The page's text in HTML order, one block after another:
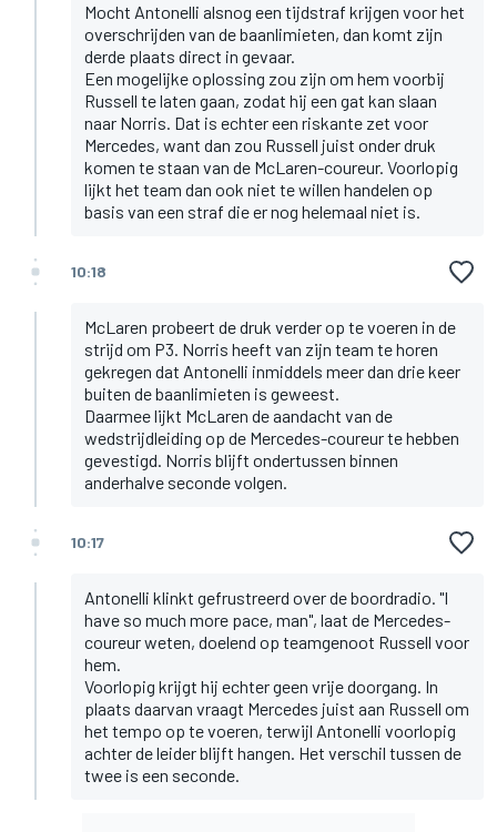
Mocht Antonelli alsnog een tijdstraf krijgen voor het
overschrijden van de baanlimieten, dan komt zijn
derde plaats direct in gevaar.
Een mogelijke oplossing zou zijn om hem voorbij
Russell te laten gaan, zodat hij een gat kan slaan
naar Norris. Dat is echter een riskante zet voor
Mercedes, want dan zou Russell juist onder druk
komen te staan van de McLaren-coureur. Voorlopig
lijkt het team dan ook niet te willen handelen op
basis van een straf die er nog helemaal niet is.
10:18
McLaren probeert de druk verder op te voeren in de
strijd om P3. Norris heeft van zijn team te horen
gekregen dat Antonelli inmiddels meer dan drie keer
buiten de baanlimieten is geweest.
Daarmee lijkt McLaren de aandacht van de
wedstrijdleiding op de Mercedes-coureur te hebben
gevestigd. Norris blijft ondertussen binnen
anderhalve seconde volgen.
10:17
Antonelli klinkt gefrustreerd over de boordradio. "I
have so much more pace, man", laat de Mercedes-
coureur weten, doelend op teamgenoot Russell voor
hem.
Voorlopig krijgt hij echter geen vrije doorgang. In
plaats daarvan vraagt Mercedes juist aan Russell om
het tempo op te voeren, terwijl Antonelli voorlopig
achter de leider blijft hangen. Het verschil tussen de
twee is een seconde.